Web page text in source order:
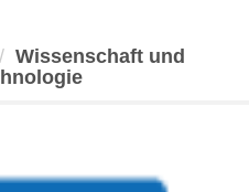
Wissenschaft und